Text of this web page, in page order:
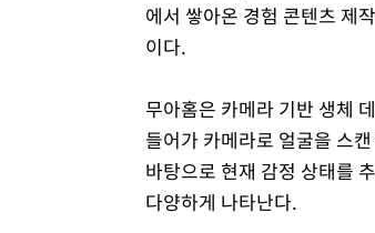
에서 쌓아온 경험 콘텐츠 제
이다.
무아홈은 카메라 기반 생체
들어가 카메라로 얼굴을 스
바탕으로 현재 감정 상태를
다양하게 나타난다.